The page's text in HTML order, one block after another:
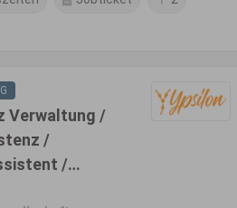
Verwaltung /
/
/
(m/w/d)